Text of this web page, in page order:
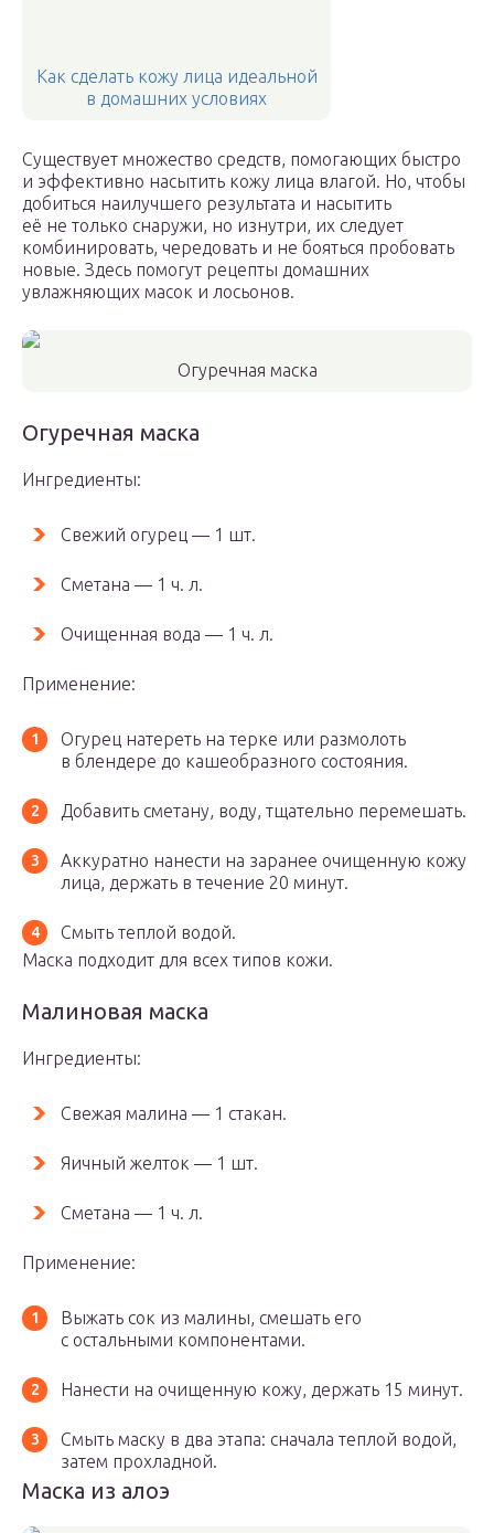
Как сделать кожу лица идеальной
в домашних условиях
Существует множество средств, помогающих быстро
и эффективно насытить кожу лица влагой. Но, чтобы
добиться наилучшего результата и насытить
её не только снаружи, но изнутри, их следует
комбинировать, чередовать и не бояться пробовать
новые. Здесь помогут рецепты домашних
увлажняющих масок и лосьонов.
Огуречная маска
Огуречная маска
Ингредиенты:
Свежий огурец — 1 шт.
Сметана — 1 ч. л.
Очищенная вода — 1 ч. л.
Применение:
Огурец натереть на терке или размолоть
в блендере до кашеобразного состояния.
Добавить сметану, воду, тщательно перемешать.
Аккуратно нанести на заранее очищенную кожу
лица, держать в течение 20 минут.
Смыть теплой водой.
Маска подходит для всех типов кожи.
Малиновая маска
Ингредиенты:
Свежая малина — 1 стакан.
Яичный желток — 1 шт.
Сметана — 1 ч. л.
Применение:
Выжать сок из малины, смешать его
с остальными компонентами.
Нанести на очищенную кожу, держать 15 минут.
Смыть маску в два этапа: сначала теплой водой,
затем прохладной.
Маска из алоэ